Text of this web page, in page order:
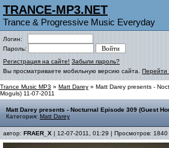
TRANCE-MP3.NET
Trance & Progressive Music Everyday
Логин:
Пароль:
Регистрация на сайте! Забыли пароль?
Вы просматриваете мобильную версию сайта. Перейти
Trance Music MP3 » Matt Darey » Matt Darey presents -
Moguls) 11-07-2011
Matt Darey presents - Nocturnal Episode 309 (Guest
Категория: Matt Darey
автор: FRAER_X | 12-07-2011, 01:29 | Просмотров: 1840